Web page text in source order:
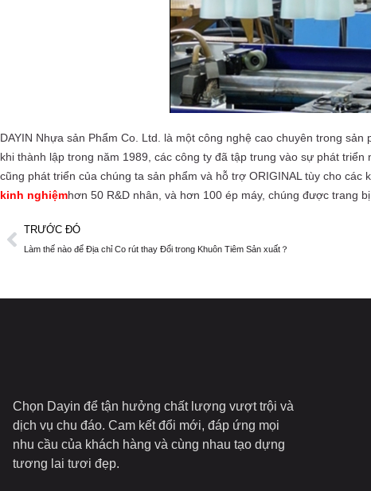
DAYIN Nhựa sản Phẩm Co. Ltd. là một công nghệ cao chuyên trong
khi thành lập trong năm 1989, các công ty đã tập trung vào sự phát
cũng phát triển của chúng ta sản phẩm và hỗ trợ ORIGINAL tùy cho
kinh nghiệmhơn 50 R&D nhân, và hơn 100 ép máy, chúng được trang
TRƯỚC ĐÓ
Làm thế nào để Địa chỉ Co rút thay Đổi trong Khuôn Tiêm Sản xuất？
Chọn Dayin để tận hưởng chất lượng vượt trội và
dịch vụ chu đáo. Cam kết đổi mới, đáp ứng mọi
nhu cầu của khách hàng và cùng nhau tạo dựng
tương lai tươi đẹp.